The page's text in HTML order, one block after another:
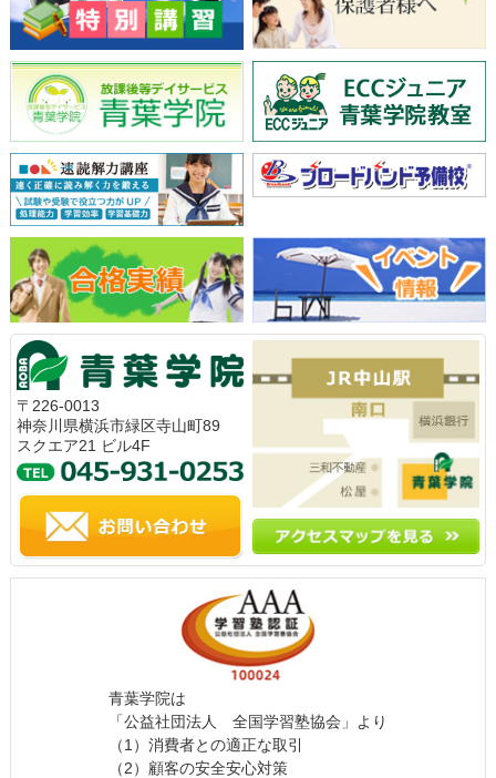
〒226-0013
神奈川県横浜市緑区寺山町89
スクエア21 ビル4F
青葉学院は
「公益社団法人 全国学習塾協会」より
（1）消費者との適正な取引
（2）顧客の安全安心対策